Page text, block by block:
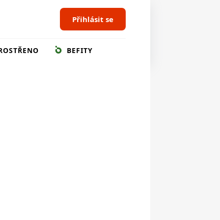
Přihlásit se
BEFITY